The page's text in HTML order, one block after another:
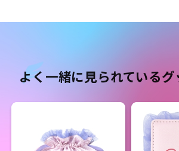
よく一緒に見られているグ